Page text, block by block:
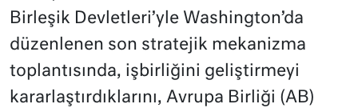
Birleşik Devletleri’yle Washington’da
düzenlenen son stratejik mekanizma
toplantısında, işbirliğini geliştirmeyi
kararlaştırdıklarını, Avrupa Birliği (AB)